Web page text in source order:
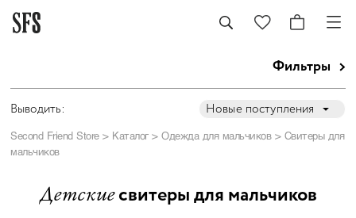
Фильтры
Выводить: Новые поступления
Second Friend Store> Каталог> Одежда для мальчиков> Свитеры для
мальчиков
Детскиесвитеры для мальчиков